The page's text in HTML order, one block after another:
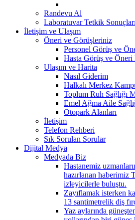
Randevu Al
Laboratuvar Tetkik Sonuçları
İletişim ve Ulaşım
Öneri ve Görüşleriniz
Personel Görüş ve
Hasta Görüş ve Öneri
Ulaşım ve Harita
Nasıl Giderim
Halkalı Merkez
Toplum Ruh Sağlığı
Emel Ağma Aile
Otopark Alanları
İletişim
Telefon Rehberi
Sık Sorulan Sorular
Dijital Medya
Medyada Biz
Hastanemiz
hazırlanan haberimiz
izleyicilerle buluştu.
Zayıflamak isterken
13 santimetrelik diş
Yaz aylarında